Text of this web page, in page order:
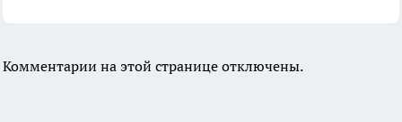
Комментарии на этой странице отключены.